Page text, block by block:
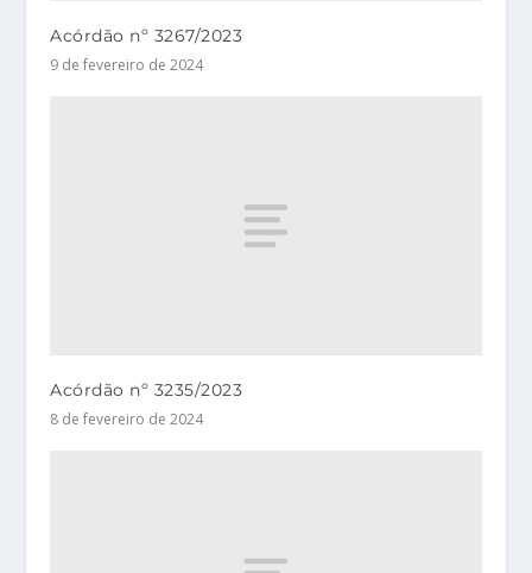
Acórdão nº 3267/2023
9 de fevereiro de 2024
Acórdão nº 3235/2023
8 de fevereiro de 2024